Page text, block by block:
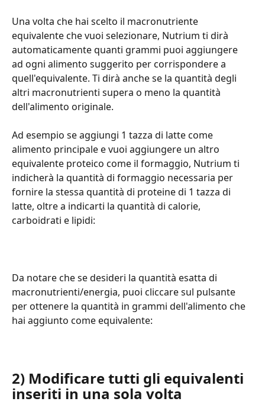
Una volta che hai scelto il macronutriente
equivalente che vuoi selezionare, Nutrium ti dirà
automaticamente quanti grammi puoi aggiungere
ad ogni alimento suggerito per corrispondere a
quell'equivalente. Ti dirà anche se la quantità degli
altri macronutrienti supera o meno la quantità
dell'alimento originale.
Ad esempio se aggiungi 1 tazza di latte come
alimento principale e vuoi aggiungere un altro
equivalente proteico come il formaggio, Nutrium ti
indicherà la quantità di formaggio necessaria per
fornire la stessa quantità di proteine di 1 tazza di
latte, oltre a indicarti la quantità di calorie,
carboidrati e lipidi:
Da notare che se desideri la quantità esatta di
macronutrienti/energia, puoi cliccare sul pulsante
per ottenere la quantità in grammi dell'alimento che
hai aggiunto come equivalente:
2) Modificare tutti gli equivalenti
inseriti in una sola volta